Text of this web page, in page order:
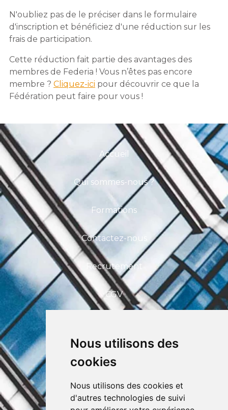
Nous utilisons des
cookies
Nous utilisons des cookies et
d'autres technologies de suivi
N'oubliez pas de le préciser dans le formulaire
d'inscription et bénéficiez d'une réduction sur les
frais de participation.
Cette réduction fait partie des avantages des
membres de Federia ! Vous n’êtes pas encore
membre ? Cliquez-ici pour découvrir ce que la
Fédération peut faire pour vous !
Accueil
Qui sommes-nous ?
Formations
Contactez-nous
Recrutement
CGV
CEFIM ASBL
Avenue Pasteur 6, 1300 Wavre
info@cefim.be
BCE 0562.870.808